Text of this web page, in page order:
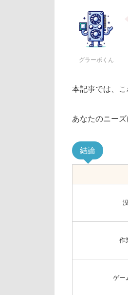
グラーボくん
本記事では、
あなたのニー
結論
作
ゲー